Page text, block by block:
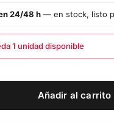
24/48 h — en stock, listo
1 unidad disponible
Añadir al carrito